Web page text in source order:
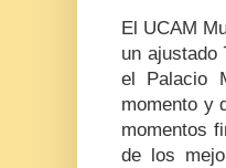
El UCAM
un ajustado
el Palacio
momento y
momentos
de los